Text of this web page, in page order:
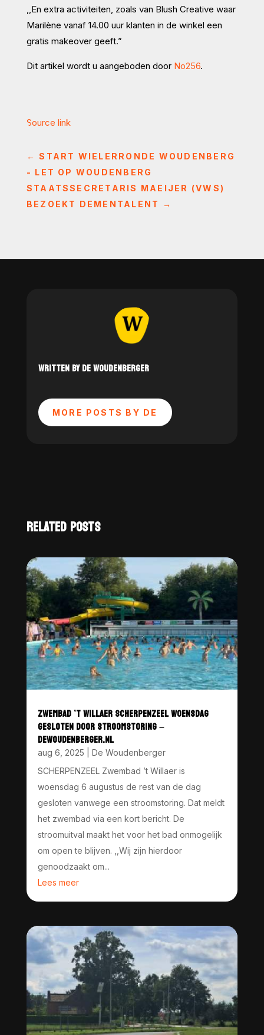
,,En extra activiteiten, zoals van Blush Creative waar
Marilène vanaf 14.00 uur klanten in de winkel een
gratis makeover geeft.”
Dit artikel wordt u aangeboden door No256.
Source link
←START WIELERRONDE WOUDENBERG
- LET OP WOUDENBERG
STAATSSECRETARIS MAEIJER (VWS)
BEZOEKT DEMENTALENT
→
WRITTEN BY DE WOUDENBERGER
MORE POSTS BY DE
RELATED POSTS
ZWEMBAD ’T WILLAER SCHERPENZEEL WOENSDAG
GESLOTEN DOOR STROOMSTORING –
DEWOUDENBERGER.NL
aug 6, 2025
De Woudenberger
SCHERPENZEEL Zwembad ’t Willaer is
woensdag 6 augustus de rest van de dag
gesloten vanwege een stroomstoring. Dat meldt
het zwembad via een kort bericht. De
stroomuitval maakt het voor het bad onmogelijk
om open te blijven. ,,Wij zijn hierdoor
genoodzaakt om...
Lees meer